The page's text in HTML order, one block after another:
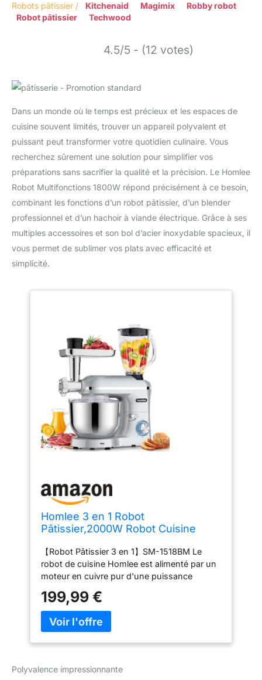
Robots pâtissier / Kitchenaid Magimix
Robby robot
Robot pâtissier
Techwood
4.5/5 - (12 votes)
Dans un monde où le temps est précieux et les espaces de
cuisine souvent limités, trouver un appareil polyvalent et
puissant peut transformer votre quotidien culinaire. Vous
recherchez sûrement une solution pour simplifier vos
préparations sans sacrifier la qualité et la précision. Le Homlee
Robot Multifonctions 1800W répond précisément à ce besoin,
combinant les fonctions d’un robot pâtissier, d’un blender
professionnel et d’un hachoir à viande électrique. Grâce à ses
multiples accessoires et son bol d’acier inoxydable spacieux, il
vous permet de sublimer vos plats avec efficacité et
simplicité.
Homlee 3 en 1 Robot
Pâtissier,2000W Robot Cuisine
Viande,1,5L Mixeur,Ensemble de
légumes,Accessoires pour
Saucisses,5.5L Bol
Mélangeur,Fouet,Crochet
Pétrisseur,Batteur
【Robot Pâtissier 3 en 1】SM-1518BM Le
robot de cuisine Homlee est alimenté par un
moteur en cuivre pur d'une puissance
multifonctionnel avec tranchage,
déchiquetage, accessoire hachoir à viande et
presse-agrumes en verre de 1,5L peut être
whisk, stirrer)you can choose different speed
199,99 €
Polyvalence impressionnante